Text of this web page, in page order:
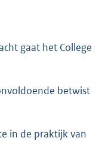
gaat het College
betwist
in de praktijk van